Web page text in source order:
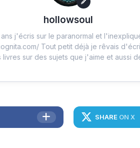
hollowsoul
j'écris sur le paranormal et
Tout petit déjà je rêvais
livres sur des sujets que j'aime et aussi
SHARE ON X